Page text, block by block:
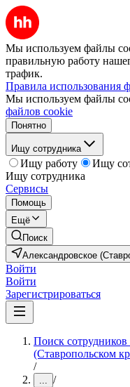
Мы используем файлы
правильную работу
трафик.
Правила использования
Мы используем файлы
файлов cookie
Понятно
Ищу сотрудника
Ищу работу
Ищу
Ищу сотрудника
Сервисы
Помощь
Ещё
Поиск
Александровское
Войти
Войти
Зарегистрироваться
Поиск
(Ставропольском
/
... /